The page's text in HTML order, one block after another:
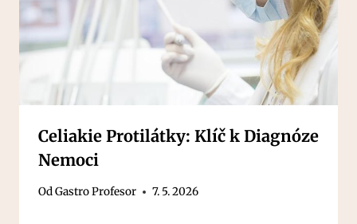
Celiakie Protilátky: Klíč k Diagnóze
Nemoci
OdGastro Profesor 7. 5. 2026